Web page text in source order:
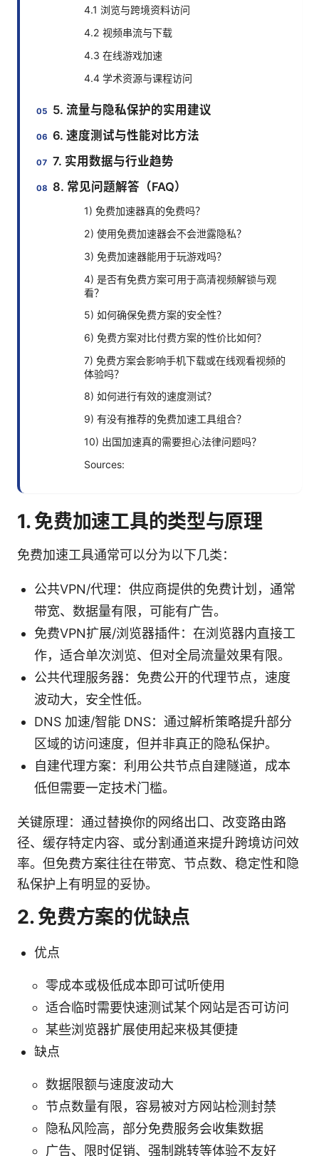
4.1 浏览与跨境资料访问
4.2 视频串流与下载
4.3 在线游戏加速
4.4 学术资源与课程访问
5. 流量与隐私保护的实用建议
6. 速度测试与性能对比方法
7. 实用数据与行业趋势
8. 常见问题解答（FAQ）
1) 免费加速器真的免费吗？
2) 使用免费加速器会不会泄露隐私？
3) 免费加速器能用于玩游戏吗？
4) 是否有免费方案可用于高清视频解锁与观
看？
5) 如何确保免费方案的安全性？
6) 免费方案对比付费方案的性价比如何？
7) 免费方案会影响手机下载或在线观看视频的
体验吗？
8) 如何进行有效的速度测试？
9) 有没有推荐的免费加速工具组合？
10) 出国加速真的需要担心法律问题吗？
Sources:
1. 免费加速工具的类型与原理
免费加速工具通常可以分为以下几类：
公共VPN/代理：供应商提供的免费计划，通常
带宽、数据量有限，可能有广告。
免费VPN扩展/浏览器插件：在浏览器内直接工
作，适合单次浏览、但对全局流量效果有限。
公共代理服务器：免费公开的代理节点，速度
波动大，安全性低。
DNS 加速/智能 DNS：通过解析策略提升部分
区域的访问速度，但并非真正的隐私保护。
自建代理方案：利用公共节点自建隧道，成本
低但需要一定技术门槛。
关键原理：通过替换你的网络出口、改变路由路
径、缓存特定内容、或分割通道来提升跨境访问效
率。但免费方案往往在带宽、节点数、稳定性和隐
私保护上有明显的妥协。
2. 免费方案的优缺点
优点
零成本或极低成本即可试听使用
适合临时需要快速测试某个网站是否可访问
某些浏览器扩展使用起来极其便捷
缺点
数据限额与速度波动大
节点数量有限，容易被对方网站检测封禁
隐私风险高，部分免费服务会收集数据
广告、限时促销、强制跳转等体验不友好